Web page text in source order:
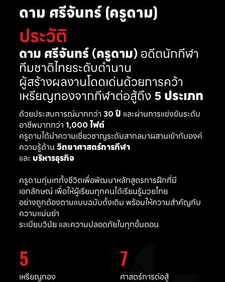
ดาม ศรีจันทร์ (ครูดาม)
ประวัติ
ดาม ศรีจันทร์ (ครูดาม)อดีตนักกีฬา
ทีมชาติไทยระดับตำนาน
ผู้สร้างผลงานโดดเด่นด้วยการคว้า
เหรียญทองจากกีฬาต่อสู้ถึง 5 ประเภท
ด้วยประสบการณ์มากกว่า 30 ปี และผ่านการแข่งขันระดับ
อาชีพมากกว่า 1,000 ไฟต์
ครูดามได้นำความเชี่ยวชาญระดับสากลมาผสานเข้ากับองค์
ความรู้ด้าน วิทยาศาสตร์การกีฬา
และ บริหารธุรกิจ
ครูดามทุ่มเททั้งชีวิตเพื่อพัฒนาหลักสูตรการฝึกที่มี
เอกลักษณ์ เพื่อให้ผู้เรียนทุกคนได้เรียนรู้มวยไทย
อย่างถูกต้องตามแบบฉบับดั้งเดิม พร้อมให้ความสำคัญกับ
ความแม่นยำ
ระเบียบวินัย และความปลอดภัยในทุกขั้นตอน
5
เหรียญทอง
7
ศาสตร์การต่อสู้